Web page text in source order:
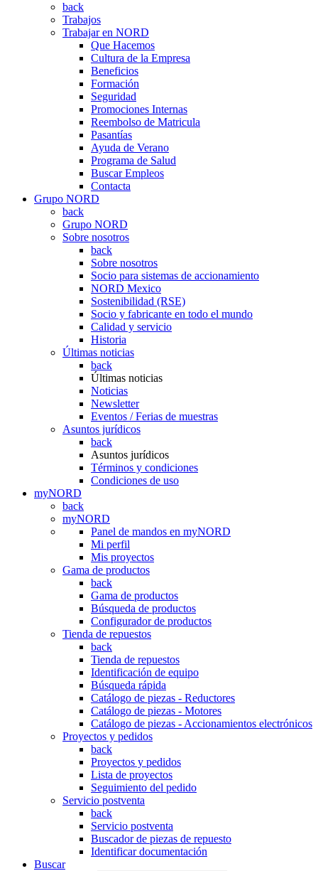
back
Trabajos
Trabajar en NORD
Que Hacemos
Cultura de la Empresa
Beneficios
Formación
Seguridad
Promociones Internas
Reembolso de Matricula
Pasantías
Ayuda de Verano
Programa de Salud
Buscar Empleos
Contacta
Grupo NORD
back
Grupo NORD
Sobre nosotros
back
Sobre nosotros
Socio para sistemas de accionamiento
NORD Mexico
Sostenibilidad (RSE)
Socio y fabricante en todo el mundo
Calidad y servicio
Historia
Últimas noticias
back
Últimas noticias
Noticias
Newsletter
Eventos / Ferias de muestras
Asuntos jurídicos
back
Asuntos jurídicos
Términos y condiciones
Condiciones de uso
myNORD
back
myNORD
Panel de mandos en myNORD
Mi perfil
Mis proyectos
Gama de productos
back
Gama de productos
Búsqueda de productos
Configurador de productos
Tienda de repuestos
back
Tienda de repuestos
Identificación de equipo
Búsqueda rápida
Catálogo de piezas - Reductores
Catálogo de piezas - Motores
Catálogo de piezas - Accionamientos electrónicos
Proyectos y pedidos
back
Proyectos y pedidos
Lista de proyectos
Seguimiento del pedido
Servicio postventa
back
Servicio postventa
Buscador de piezas de repuesto
Identificar documentación
Buscar